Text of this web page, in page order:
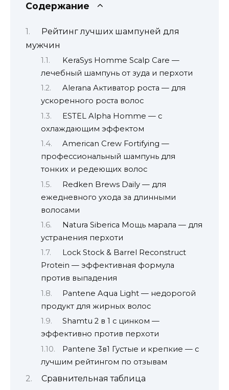
Содержание
Рейтинг лучших шампуней для
мужчин
KeraSys Homme Scalp Care —
лечебный шампунь от зуда и перхоти
Alerana Активатор роста — для
ускоренного роста волос
ESTEL Alpha Homme — с
охлаждающим эффектом
American Crew Fortifying —
профессиональный шампунь для
тонких и редеющих волос
Redken Brews Daily — для
ежедневного ухода за длинными
волосами
Natura Siberica Мощь марала — для
устранения перхоти
Lock Stock & Barrel Reconstruct
Protein — эффективная формула
против выпадения
Pantene Aqua Light — недорогой
продукт для жирных волос
Shamtu 2 в 1 с цинком —
эффективно против перхоти
Pantene 3в1 Густые и крепкие — с
лучшим рейтингом по отзывам
Сравнительная таблица